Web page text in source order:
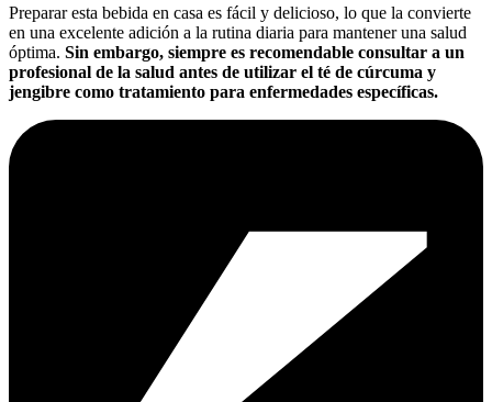
Preparar esta bebida en casa es fácil y delicioso, lo que la convierte
en una excelente adición a la rutina diaria para mantener una salud
óptima. Sin embargo, siempre es recomendable consultar a un
profesional de la salud antes de utilizar el té de cúrcuma y
jengibre como tratamiento para enfermedades específicas.